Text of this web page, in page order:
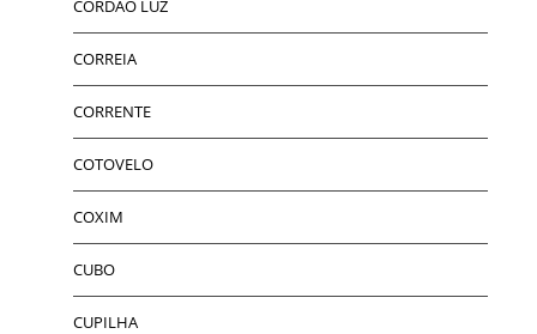
CORDAO LUZ
CORREIA
CORRENTE
COTOVELO
COXIM
CUBO
CUPILHA